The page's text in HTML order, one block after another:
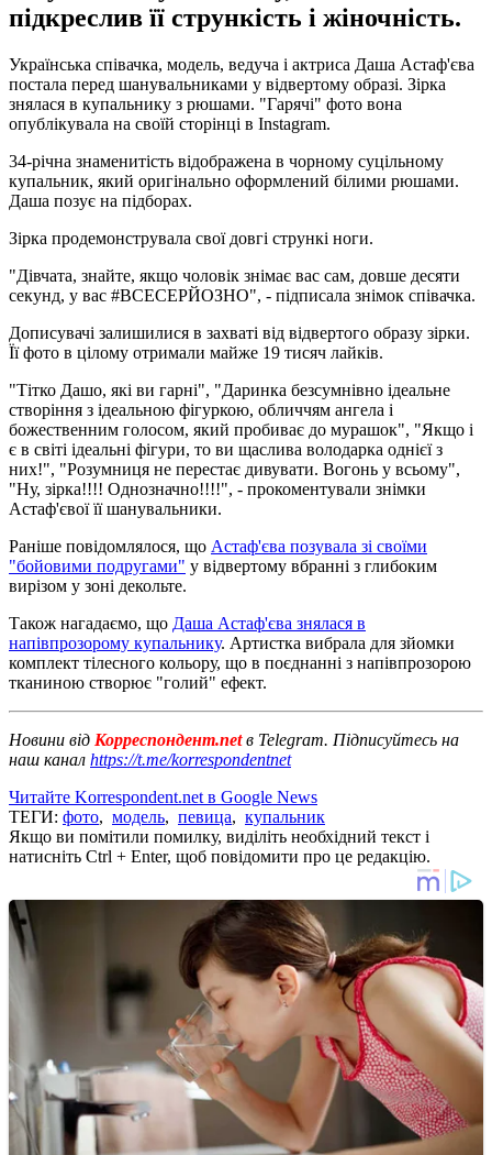
підкреслив її стрункість і жіночність.
Українська співачка, модель, ведуча і актриса Даша Астаф'єва
постала перед шанувальниками у відвертому образі. Зірка
знялася в купальнику з рюшами. "Гарячі" фото вона
опублікувала на своїй сторінці в Instagram.
34-річна знаменитість відображена в чорному суцільному
купальник, який оригінально оформлений білими рюшами.
Даша позує на підборах.
Зірка продемонструвала свої довгі стрункі ноги.
"Дівчата, знайте, якщо чоловік знімає вас сам, довше десяти
секунд, у вас #ВСЕСЕРЙОЗНО", - підписала знімок співачка.
Дописувачі залишилися в захваті від відвертого образу зірки.
Її фото в цілому отримали майже 19 тисяч лайків.
"Тітко Дашо, якi ви гарнi", "Даринка безсумнівно ідеальне
створіння з ідеальною фігуркою, обличчям ангела і
божественним голосом, який пробиває до мурашок", "Якщо і
є в світі ідеальні фігури, то ви щаслива володарка однієї з
них!", "Розумниця не перестає дивувати. Вогонь у всьому",
"Ну, зірка!!!! Однозначно!!!!", - прокоментували знімки
Астаф'євої її шанувальники.
Раніше повідомлялося, що Астаф'єва позувала зі своїми
"бойовими подругами" у відвертому вбранні з глибоким
вирізом у зоні декольте.
Також нагадаємо, що Даша Астаф'єва знялася в
напівпрозорому купальнику. Артистка вибрала для зйомки
комплект тілесного кольору, що в поєднанні з напівпрозорою
тканиною створює "голий" ефект.
Новини від Корреспондент.netв Telegram. Підписуйтесь на
наш канал https://t.me/korrespondentnet
Читайте Korrespondent.net в Google News
ТЕГИ: фото, модель, певица, купальник
Якщо ви помітили помилку, виділіть необхідний текст і
натисніть Ctrl + Enter, щоб повідомити про це редакцію.